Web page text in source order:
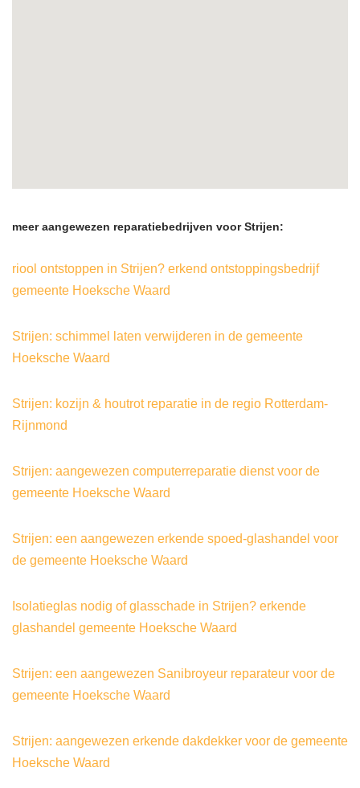
meer aangewezen reparatiebedrijven voor Strijen:
riool ontstoppen in Strijen? erkend ontstoppingsbedrijf
gemeente Hoeksche Waard
Strijen: schimmel laten verwijderen in de gemeente
Hoeksche Waard
Strijen: kozijn & houtrot reparatie in de regio Rotterdam-
Rijnmond
Strijen: aangewezen computerreparatie dienst voor de
gemeente Hoeksche Waard
Strijen: een aangewezen erkende spoed-glashandel voor
de gemeente Hoeksche Waard
Isolatieglas nodig of glasschade in Strijen? erkende
glashandel gemeente Hoeksche Waard
Strijen: een aangewezen Sanibroyeur reparateur voor de
gemeente Hoeksche Waard
Strijen: aangewezen erkende dakdekker voor de gemeente
Hoeksche Waard